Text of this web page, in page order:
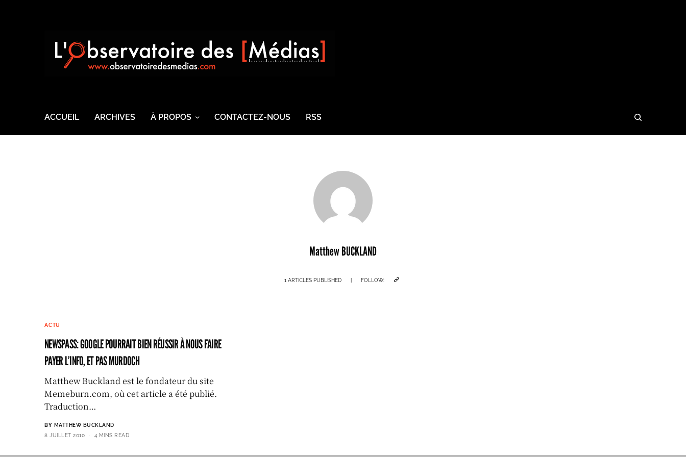
ACCUEIL ARCHIVES À PROPOS CONTACTEZ-NOUS RSS
Matthew BUCKLAND
1 ARTICLES PUBLISHED FOLLOW:
ACTU
NEWSPASS: GOOGLE POURRAIT BIEN RÉUSSIR À NOUS FAIRE
PAYER L’INFO, ET PAS MURDOCH
Matthew Buckland est le fondateur du site
Memeburn.com, où cet article a été publié.
Traduction…
BY MATTHEW BUCKLAND
8 JUILLET 2010
4 MINS READ